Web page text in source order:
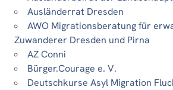
Ausländerrat Dresden
AWO Migrationsberatung für
Zuwanderer Dresden und Pirna
AZ Conni
Bürger.Courage e. V.
Deutschkurse Asyl Migration